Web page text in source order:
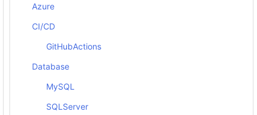
Azure
CI/CD
GitHubActions
Database
MySQL
SQLServer